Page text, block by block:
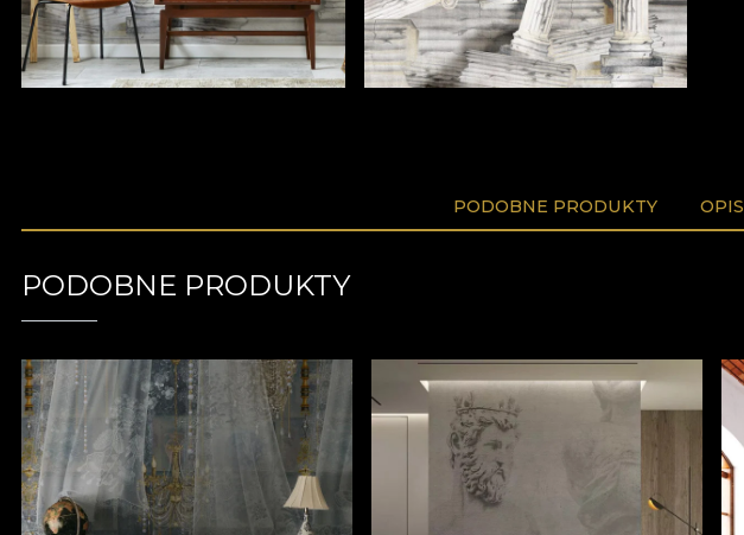
PODOBNE PRODUKTY OPIS
PODOBNE PRODUKTY